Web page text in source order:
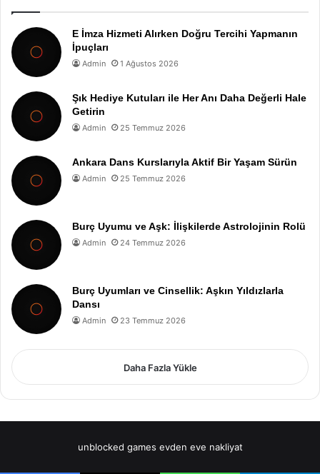
E İmza Hizmeti Alırken Doğru Tercihi Yapmanın
İpuçları
Admin 1 Ağustos 2026
Şık Hediye Kutuları ile Her Anı Daha Değerli Hale
Getirin
Admin 25 Temmuz 2026
Ankara Dans Kurslarıyla Aktif Bir Yaşam Sürün
Admin 25 Temmuz 2026
Burç Uyumu ve Aşk: İlişkilerde Astrolojinin Rolü
Admin 24 Temmuz 2026
Burç Uyumları ve Cinsellik: Aşkın Yıldızlarla
Dansı
Admin 23 Temmuz 2026
Daha Fazla Yükle
unblocked games evden eve nakliyat